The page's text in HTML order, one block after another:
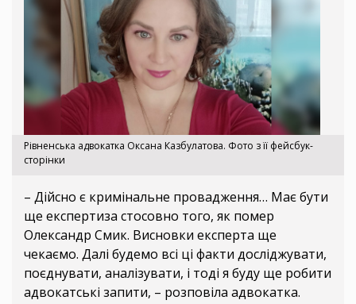
Рівненська адвокатка Оксана Казбулатова. Фото з її фейсбук-
сторінки
– Дійсно є кримінальне провадження… Має бути
ще експертиза стосовно того, як помер
Олександр Смик. Висновки експерта ще
чекаємо. Далі будемо всі ці факти досліджувати,
поєднувати, аналізувати, і тоді я буду ще робити
адвокатські запити, – розповіла адвокатка.